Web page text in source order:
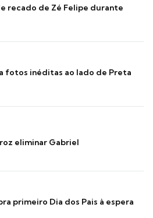
recado de Zé Felipe durante
fotos inéditas ao lado de Preta
eliminar Gabriel
primeiro Dia dos Pais à espera